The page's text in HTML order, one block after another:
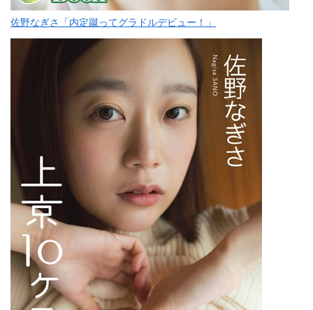
佐野なぎさ「内定蹴ってグラドルデビュー！」